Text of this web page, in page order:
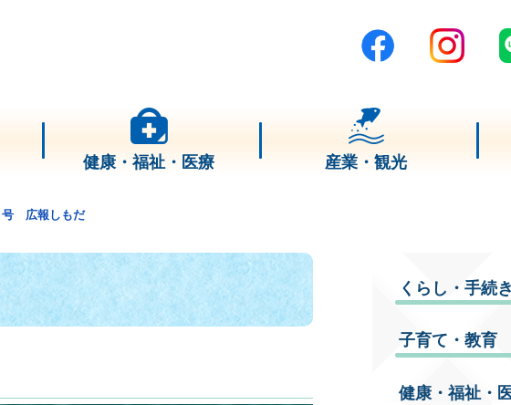
健康・福祉・医療 産業・観光
号 広報しもだ
くらし・手続き
子育て・教育
健康・福祉・